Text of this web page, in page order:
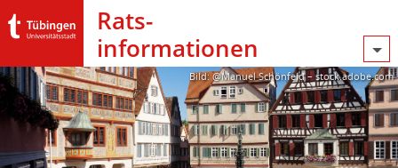
Rats­
informationen
Bild: @Manuel Schönfeld – stock.adobe.com